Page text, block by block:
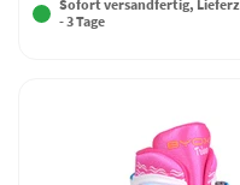
Sofort versandfertig,
- 3 Tage